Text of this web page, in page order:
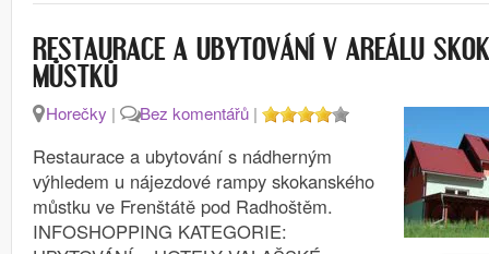
RESTAURACE A UBYTOVÁNÍ V AREÁLU
MŮSTKŮ
Horečky | Bez komentářů |
Restaurace a ubytování s nádherným
výhledem u nájezdové rampy skokanského
můstku ve Frenštátě pod Radhoštěm.
INFOSHOPPING KATEGORIE: